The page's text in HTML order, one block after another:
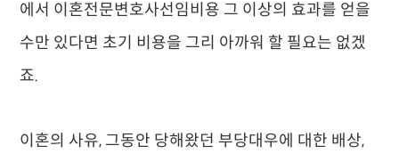
에서 이혼전문변호사선임비용 그 이상의 효과를 얻을
수만 있다면 초기 비용을 그리 아까워 할 필요는 없겠
죠.
이혼의 사유, 그동안 당해왔던 부당대우에 대한 배상,